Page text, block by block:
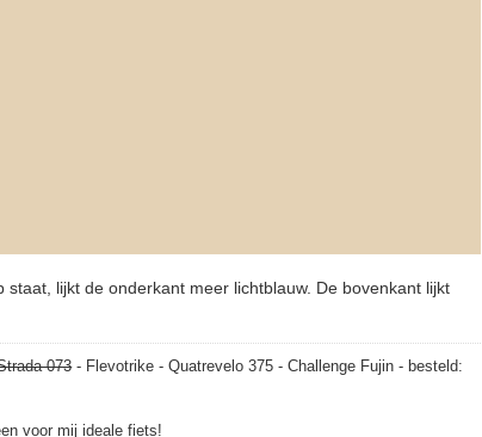
lijkt de onderkant meer lichtblauw. De bovenkant lijkt
073- Flevotrike - Quatrevelo 375 - Challenge Fujin - besteld:
voor mij ideale fiets!